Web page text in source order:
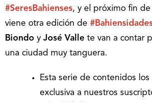
#SeresBahienses, y el próximo fin de
viene otra edición de
Biondo y José Valle te van a contar
una ciudad muy tanguera.
Esta serie de contenidos los
exclusiva a nuestros